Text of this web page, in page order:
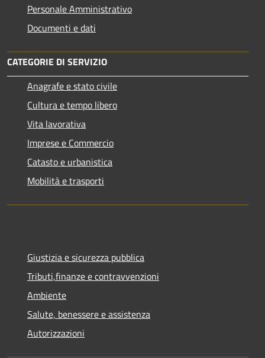
Personale Amministrativo
Documenti e dati
CATEGORIE DI SERVIZIO
Anagrafe e stato civile
Cultura e tempo libero
Vita lavorativa
Imprese e Commercio
Catasto e urbanistica
Mobilità e trasporti
Giustizia e sicurezza pubblica
Tributi,finanze e contravvenzioni
Ambiente
Salute, benessere e assistenza
Autorizzazioni